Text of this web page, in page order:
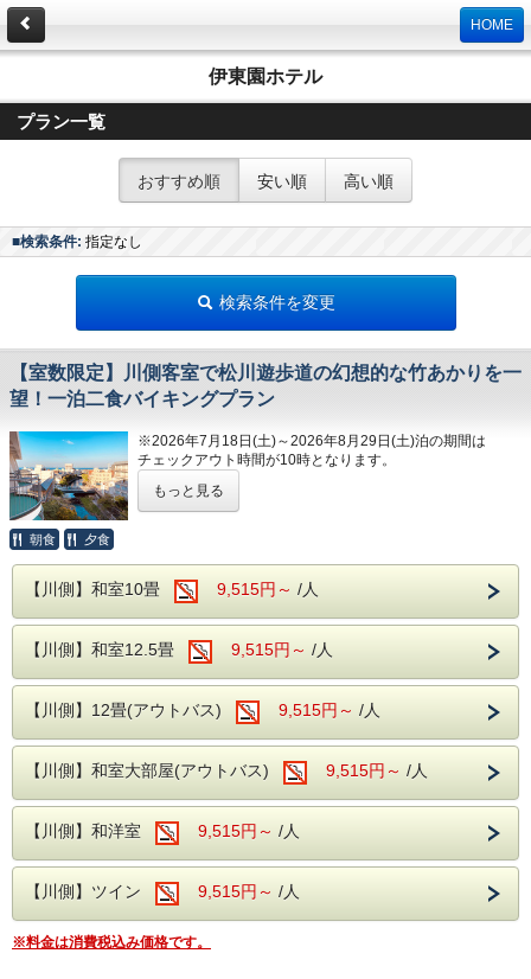
HOME
伊東園ホテル
プラン一覧
おすすめ順 安い順 高い順
■検索条件: 指定なし
検索条件を変更
【室数限定】川側客室で松川遊歩道の幻想的な竹あかりを一
望！一泊二食バイキングプラン
※2026年7月18日(土)～2026年8月29日(土)泊の期間は
チェックアウト時間が10時となります。
室数限定の川側確約プラン
当館人気の川側客室は、日中はさわや
かな川のせせらぎを、
夜は幻想的な竹あかりで癒しのひとと
きをお楽しみいただけます。
夕日に照らされる松川を眺めながらノ
スタルジックな気分を味わえるのも、
川側客室ならではのお楽しみの一つで
す。
いつもより少し贅沢な旅行をしたい方におす
すめな客室となります。
もっと見る
朝食 夕食
【川側】和室10畳 9,515円～ /人
【川側】和室12.5畳 9,515円～ /人
【川側】12畳(アウトバス) 9,515円～ /人
【川側】和室大部屋(アウトバス) 9,515円～ /人
【川側】和洋室 9,515円～ /人
【川側】ツイン 9,515円～ /人
※料金は消費税込み価格です。